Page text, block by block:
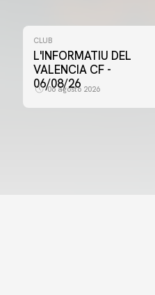
CLUB
L'INFORMATIU DEL
VALENCIA CF -
06/08/26
06 agosto 2026